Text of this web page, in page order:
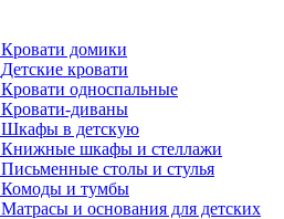
Кровати домики
Детские кровати
Кровати односпальные
Кровати-диваны
Шкафы в детскую
Книжные шкафы и стеллажи
Письменные столы и стулья
Комоды и тумбы
Матрасы и основания для детских